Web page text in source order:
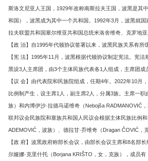
斯洛文尼亚人王国，1929年改称南斯拉夫王国，波黑是其
和国），波黑成为其中一个共和国。1992年3月，波黑就
拉夫联盟共和国塞尔维亚共和国总统米洛舍维奇、克罗地
【政 治】自1995年代顿协议签署以来，波黑民族关系有所
【宪 法】1995年11月，波黑根据代顿协议制定宪法。宪
黑设3人主席团，由3个主体民族代表各1人组成，主席团成
【议 会】由代表院和民族院组成，任期4年。2022年10
比例制产生，设主席1人，副主席2人，分属3族。主席一
族）和内博伊沙·拉德马诺维奇（Nebojša RADMANOVIĆ
联邦议会民族院和塞族共和国人民议会根据主体民族比例
ADEMOVIĆ，波族）、德拉甘·乔维奇（Dragan ČOVIĆ，
【政 府】波黑政府称部长会议，由部长会议主席和8名部
尔娅娜·克里什托（Borjana KRIŠTO，女，克族），成员